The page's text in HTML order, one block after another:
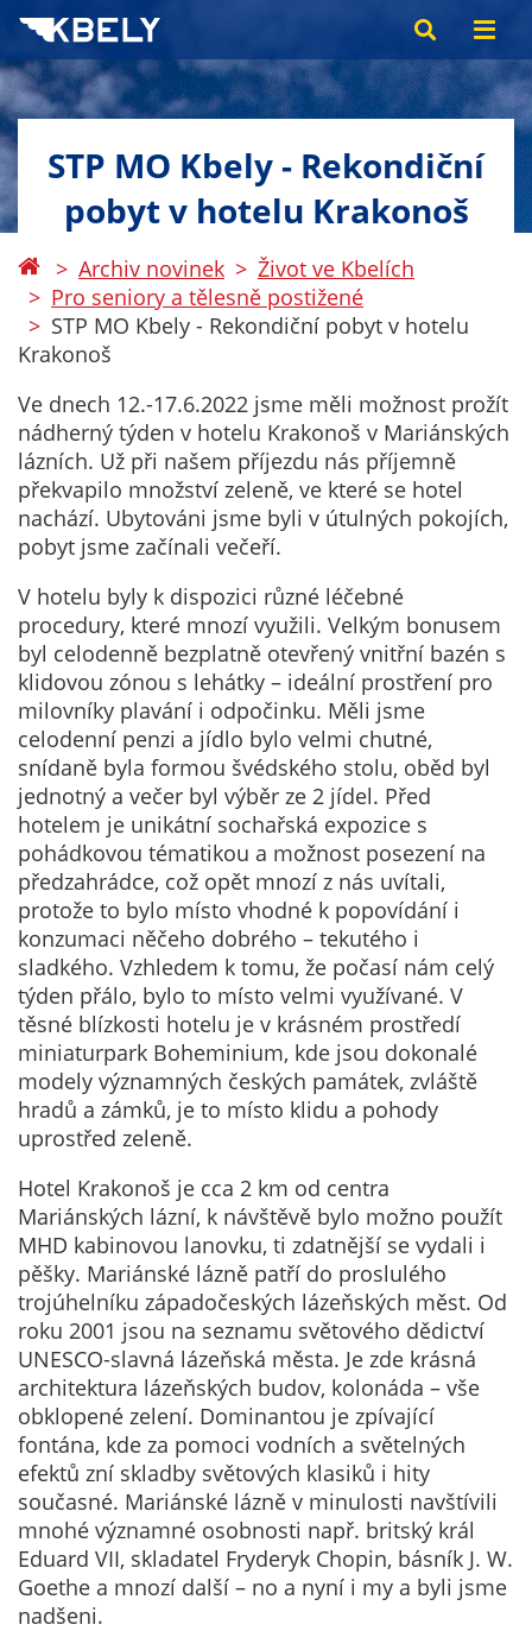
STP MO Kbely - Rekondiční
pobyt v hotelu Krakonoš
Archiv novinek
Život ve Kbelích
Pro seniory a tělesně postižené
STP MO Kbely - Rekondiční pobyt v hotelu
Krakonoš
Ve dnech 12.-17.6.2022 jsme měli možnost prožít
nádherný týden v hotelu Krakonoš v Mariánských
lázních. Už při našem příjezdu nás příjemně
překvapilo množství zeleně, ve které se hotel
nachází. Ubytováni jsme byli v útulných pokojích,
pobyt jsme začínali večeří.
V hotelu byly k dispozici různé léčebné
procedury, které mnozí využili. Velkým bonusem
byl celodenně bezplatně otevřený vnitřní bazén s
klidovou zónou s lehátky – ideální prostření pro
milovníky plavání i odpočinku. Měli jsme
celodenní penzi a jídlo bylo velmi chutné,
snídaně byla formou švédského stolu, oběd byl
jednotný a večer byl výběr ze 2 jídel. Před
hotelem je unikátní sochařská expozice s
pohádkovou tématikou a možnost posezení na
předzahrádce, což opět mnozí z nás uvítali,
protože to bylo místo vhodné k popovídání i
konzumaci něčeho dobrého – tekutého i
sladkého. Vzhledem k tomu, že počasí nám celý
týden přálo, bylo to místo velmi využívané. V
těsné blízkosti hotelu je v krásném prostředí
miniaturpark Boheminium, kde jsou dokonalé
modely významných českých památek, zvláště
hradů a zámků, je to místo klidu a pohody
uprostřed zeleně.
Hotel Krakonoš je cca 2 km od centra
Mariánských lázní, k návštěvě bylo možno použít
MHD kabinovou lanovku, ti zdatnější se vydali i
pěšky. Mariánské lázně patří do proslulého
trojúhelníku západočeských lázeňských měst. Od
roku 2001 jsou na seznamu světového dědictví
UNESCO-slavná lázeňská města. Je zde krásná
architektura lázeňských budov, kolonáda – vše
obklopené zelení. Dominantou je zpívající
fontána, kde za pomoci vodních a světelných
efektů zní skladby světových klasiků i hity
současné. Mariánské lázně v minulosti navštívili
mnohé významné osobnosti např. britský král
Eduard VII, skladatel Fryderyk Chopin, básník J. W.
Goethe a mnozí další – no a nyní i my a byli jsme
nadšeni.
Technické
Technické
cookies jsou
nezbytné pro
správné
fungování
webu a všech
funkcí, které
nabízí.
Nepožadujeme
Váš souhlas s
využitím
technických
cookies na
našem webu. Z
tohoto důvodu
technické
cookies
nemohou být
individuálně
aktivovány.
Analytické
cookies
Analytické
cookies nám
umožňují
měření
výkonu
našeho webu
a našich
reklamních
kampaní.
Jejich pomocí